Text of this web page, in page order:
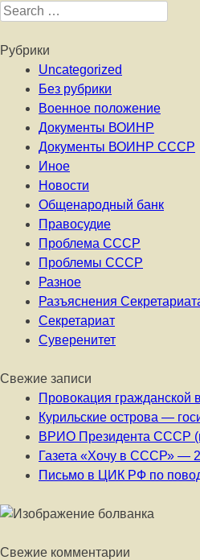
Search for:
Рубрики
Uncategorized
Без рубрики
Военное положение
Документы ВОИНР
Документы ВОИНР СССР
Иное
Новости
Общенародный банк
Правосудие
Проблема СССР
Проблемы СССР
Разное
Разъяснения
Секретариат
Суверенитет
Свежие записи
Провокация гражданской
Курильские острова —
ВРИО Президента СССР
Газета «Хочу в СССР» —
Письмо в ЦИК РФ по
Свежие комментарии